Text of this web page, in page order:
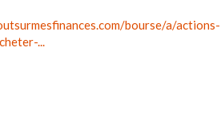
bourse/a/actions-
...